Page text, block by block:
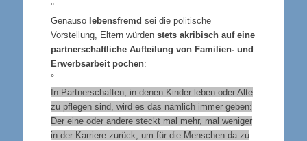
°
Genauso lebensfremd sei die politische
Vorstellung, Eltern würden stets akribisch auf eine
partnerschaftliche Aufteilung von Familien- und
Erwerbsarbeit pochen:
°
In Partnerschaften, in denen Kinder leben oder Alte
zu pflegen sind, wird es das nämlich immer geben:
Der eine oder andere steckt mal mehr, mal weniger
in der Karriere zurück, um für die Menschen da zu